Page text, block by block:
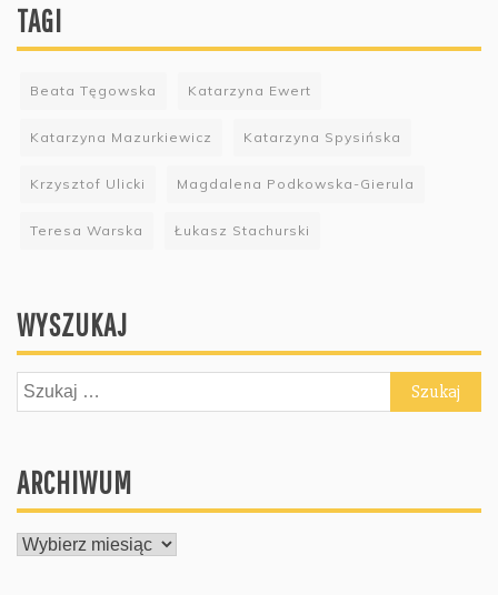
TAGI
Beata Tęgowska Katarzyna Ewert
Katarzyna Mazurkiewicz Katarzyna Spysińska
Krzysztof Ulicki Magdalena Podkowska-Gierula
Teresa Warska Łukasz Stachurski
WYSZUKAJ
Szukaj:
ARCHIWUM
ARCHIWUM